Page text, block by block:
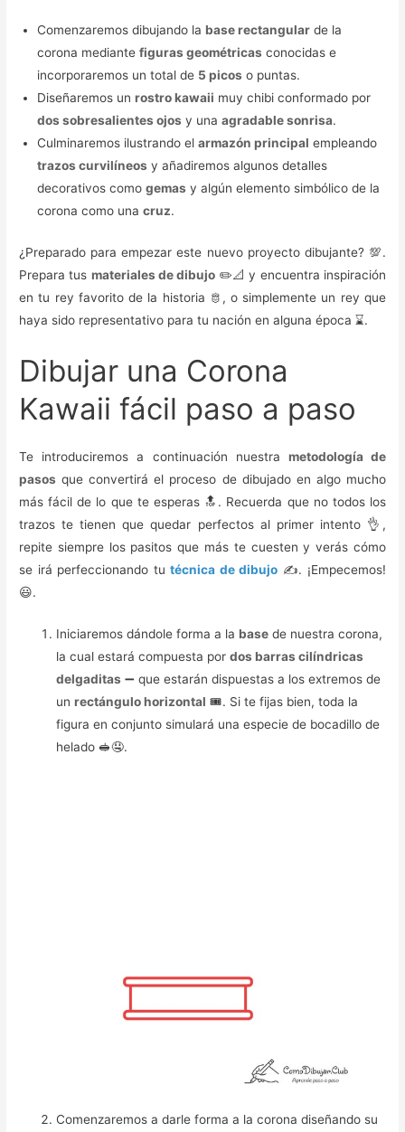
Comenzaremos dibujando la base rectangular de la
corona mediantefiguras geométricas conocidas e
incorporaremos un total de 5 picos o puntas.
Diseñaremos unrostro kawaii muy chibi conformado por
dos sobresalientes ojos y unaagradable sonrisa.
Culminaremos ilustrando elarmazón principal empleando
trazos curvilíneos y añadiremos algunos detalles
decorativos comogemas y algún elemento simbólico de la
corona como unacruz.
¿Preparado para empezar este nuevo proyecto dibujante? 💯.
Prepara tus materiales de dibujo ✏️📐 y encuentra inspiración
en tu rey favorito de la historia 🫅, o simplemente un rey que
haya sido representativo para tu nación en alguna época ⌛.
Dibujar una Corona
Kawaii fácil paso a paso
Te introduciremos a continuación nuestra metodología de
pasos que convertirá el proceso de dibujado en algo mucho
más fácil de lo que te esperas 🔝. Recuerda que no todos los
trazos te tienen que quedar perfectos al primer intento 👌,
repite siempre los pasitos que más te cuesten y verás cómo
se irá perfeccionando tutécnica de dibujo ✍️. ¡Empecemos!
😃.
Iniciaremos dándole forma a la base de nuestra corona,
la cual estará compuesta pordos barras cilíndricas
delgaditas ➖ que estarán dispuestas a los extremos de
unrectángulo horizontal 🎟️. Si te fijas bien, toda la
figura en conjunto simulará una especie de bocadillo de
helado 🥪🤤.
Comenzaremos a darle forma a la corona diseñando su